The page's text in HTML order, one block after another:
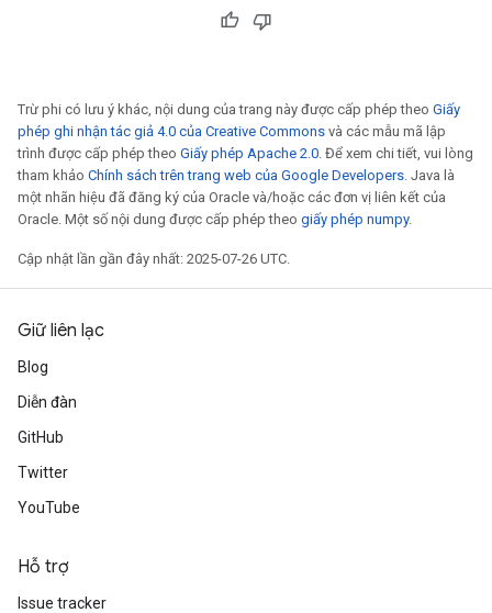
Trừ phi có lưu ý khác, nội dung của trang này được cấp phép theo Giấy
phép ghi nhận tác giả 4.0 của Creative Commons và các mẫu mã lập
trình được cấp phép theo Giấy phép Apache 2.0. Để xem chi tiết, vui lòng
tham khảo Chính sách trên trang web của Google Developers. Java là
một nhãn hiệu đã đăng ký của Oracle và/hoặc các đơn vị liên kết của
Oracle. Một số nội dung được cấp phép theo giấy phép numpy.
Cập nhật lần gần đây nhất: 2025-07-26 UTC.
Giữ liên lạc
Blog
Diễn đàn
GitHub
Twitter
YouTube
Hỗ trợ
Issue tracker